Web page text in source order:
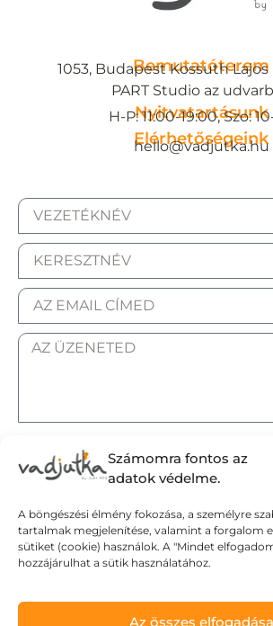
Számomra fontos az
adatok védelme.
A böngészési élmény fokozása, a személyre
tartalmak megjelenítése, valamint a forgalom
sütiket (cookie) használok. A "Mindet
hozzájárulhat a sütik használatához.
Az összes elfogadása
Bemutatóterem
1053, Budapest Kossuth Lajos
PART Studio az
Nyitvatartásunk
H-P: 11:00-19:00, Szo:
Elérhetőségeink
hello@vadjutka.hu
Elküldöm
Adatvédelmi